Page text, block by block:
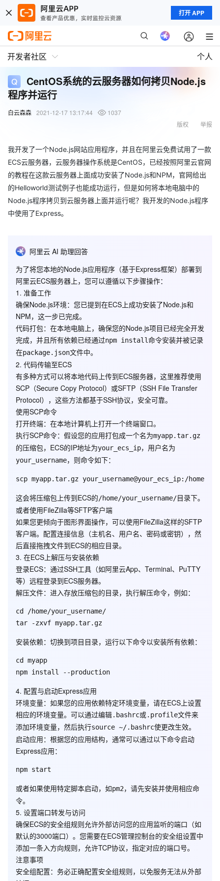
打开 APP
开发者社区 个人
CentOS系统的云服务器如何拷贝Node.js
程序并运行
白云森森 2021-12-17 13:17:44
1037
举报
版权
我开发了一个Node.js网站应用程序，并且在阿里云免费试用了一款
ECS云服务器，云服务器操作系统是CentOS，已经按照阿里云官网
的教程在这款云服务器上面成功安装了Node.js和NPM，官网给出
的Helloworld测试例子也能成功运行，但是如何将本地电脑中的
Node.js程序拷贝到云服务器上面并运行呢？我开发的Node.js程序
中使用了Express。
阿里云 AI 助理回答
为了将您本地的Node.js应用程序（基于Express框架）部署到
阿里云ECS服务器上，您可以遵循以下步骤操作：
1. 准备工作
确保Node.js环境：您已提到在ECS上成功安装了Node.js和
NPM，这一步已完成。
代码打包：在本地电脑上，确保您的Node.js项目已经完全开发
完成，并且所有依赖已经通过npm install命令安装并被记录
在package.json文件中。
2. 代码传输至ECS
有多种方式可以将本地代码上传到ECS服务器，这里推荐使用
SCP（Secure Copy Protocol）或SFTP（SSH File Transfer
Protocol），这些方法都基于SSH协议，安全可靠。
使用SCP命令
打开终端：在本地计算机上打开一个终端窗口。
执行SCP命令：假设您的应用打包成一个名为myapp.tar.gz
的压缩包，ECS的IP地址为your_ecs_ip，用户名为
your_username，则命令如下：
这会将压缩包上传到ECS的/home/your_username/目录下。
或者使用FileZilla等SFTP客户端
如果您更倾向于图形界面操作，可以使用FileZilla这样的SFTP
客户端。配置连接信息（主机名、用户名、密码或密钥），然
后直接拖拽文件到ECS的相应目录。
3. 在ECS上解压与安装依赖
登录ECS：通过SSH工具（如阿里云App、Terminal、PuTTY
等）远程登录到ECS服务器。
解压文件：进入存放压缩包的目录，执行解压命令，例如：
cd /home/your_username/
安装依赖：切换到项目目录，运行以下命令以安装所有依赖：
cd myapp
4. 配置与启动Express应用
环境变量：如果您的应用依赖特定环境变量，请在ECS上设置
相应的环境变量。可以通过编辑.bashrc或.profile文件来
添加环境变量，然后执行source ~/.bashrc使更改生效。
启动应用：根据您的应用结构，通常可以通过以下命令启动
Express应用：
或者如果使用特定脚本启动，如pm2，请先安装并使用相应命
令。
5. 设置端口转发与访问
确保ECS的安全组规则允许外部访问您的应用监听的端口（如
默认的3000端口）。您需要在ECS管理控制台的安全组设置中
添加一条入方向规则，允许TCP协议，指定对应的端口号。
注意事项
安全组配置：务必正确配置安全组规则，以免服务无法从外部